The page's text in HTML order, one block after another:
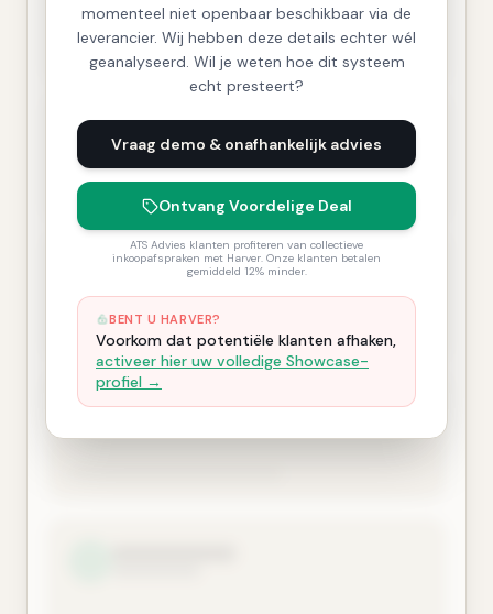
momenteel niet openbaar beschikbaar via de
leverancier. Wij hebben deze details echter wél
geanalyseerd. Wil je weten hoe dit systeem
echt presteert?
Vraag demo & onafhankelijk advies
Ontvang Voordelige Deal
ATS Advies klanten profiteren van collectieve
inkoopafspraken met Harver. Onze klanten betalen
gemiddeld 12% minder.
BENT U HARVER?
Voorkom dat potentiële klanten afhaken,
activeer hier uw volledige Showcase-
profiel →